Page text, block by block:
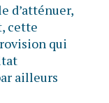
d’atténuer,
cette
qui
ailleurs